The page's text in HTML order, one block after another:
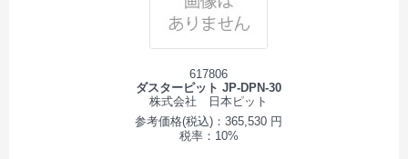
617806
ダスターピット JP-DPN-30
株式会社 日本ピット
参考価格(税込)：365,530 円
税率：10%